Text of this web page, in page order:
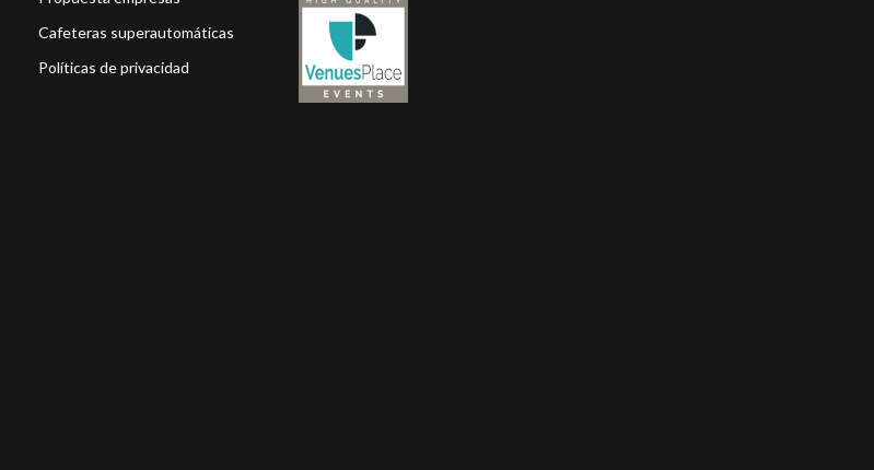
Cafeteras superautomáticas
Políticas de privacidad